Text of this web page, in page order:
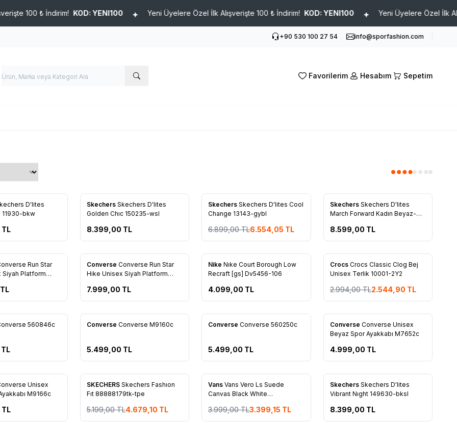
₺ İndirim! KOD: YENI100 Yeni Üyelere Özel İlk Alışverişte 100 ₺ İndirim! KOD: YENI100 Yeni Üyelere Özel İlk Alışverişte
+90 530 100 27 54 info@sporfashion.com
Favorilerim Hesabım Sepetim
Ekle
D'lites
11930-bkw
TL
Favorilere Ekle
Skechers Skechers D'lites
Golden Chıc 150235-wsl
8.399,00 TL
%5
Favorilere Ekle
Skechers Skechers D'lites Cool
Change 13143-gybl
6.899,00TL6.554,05 TL
Yeni
Favorilere Ekle
Skechers Skechers D'lites
March Forward Kadın Beyaz-
8.599,00 TL
Ekle
Run Star
Siyah Platform
TL
Favorilere Ekle
Converse Converse Run Star
Hike Unisex Siyah Platform
7.999,00 TL
Favorilere Ekle
Nike Nıke Court Borough Low
Recraft [gs] Dv5456-106
4.099,00 TL
%15
Favorilere Ekle
Crocs Crocs Classic Clog Bej
Unisex Terlik 10001-2Y2
2.994,00TL2.544,90 TL
560846c
TL
Converse Converse M9160c
5.499,00 TL
Converse Converse 560250c
5.499,00 TL
Favorilere Ekle
Converse Converse Unisex
Beyaz Spor Ayakkabı M7652c
4.999,00 TL
Ekle
Unisex
M9166c
TL
%10
Favorilere Ekle
SKECHERS Skechers Fashıon
Fıt 88888179tk-tpe
5.199,00TL4.679,10 TL
%15
Favorilere Ekle
Vans Vans Vero Ls Suede
Canvas Black White
3.999,00TL3.399,15 TL
Favorilere Ekle
Skechers Skechers D'lites
Vıbrant Nıght 149630-bksl
8.399,00 TL